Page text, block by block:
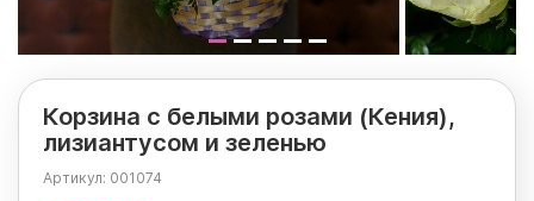
Корзина с белыми розами (Кения),
лизиантусом и зеленью
Артикул: 001074